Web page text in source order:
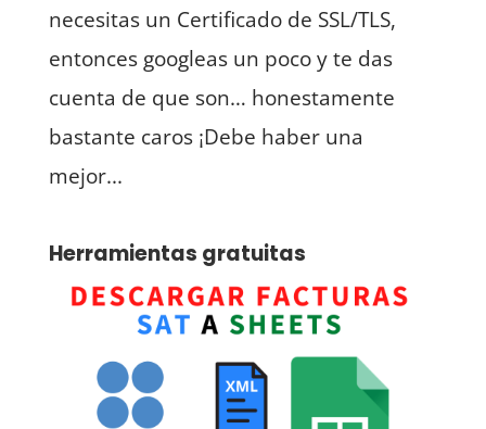
necesitas un Certificado de SSL/TLS,
entonces googleas un poco y te das
cuenta de que son… honestamente
bastante caros ¡Debe haber una
mejor...
Herramientas gratuitas